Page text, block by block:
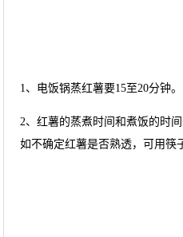
1、电饭锅蒸红薯要15至20分钟。
2、红薯的蒸煮时间和煮饭的时
如不确定红薯是否熟透，可用筷